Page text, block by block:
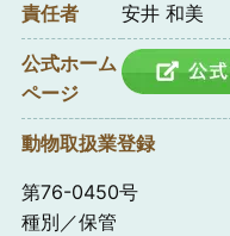
責任者 安井 和美
公式ホーム
ページ
動物取扱業登録
第76-0450号
種別／保管